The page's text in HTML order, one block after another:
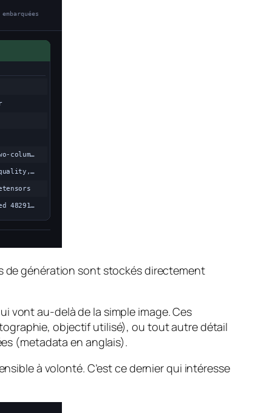
de génération sont stockés directement
vont au-delà de la simple image. Ces
objectif utilisé), ou tout autre détail
(metadata en anglais).
à volonté. C’est ce dernier qui intéresse